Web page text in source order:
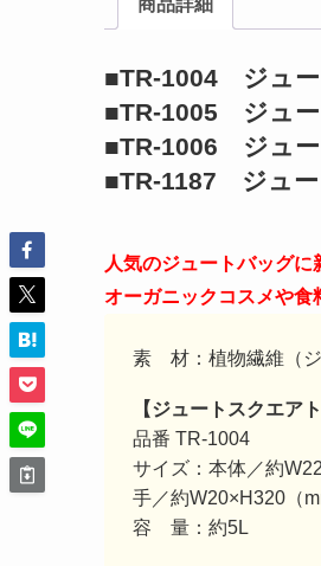
商品詳細
■TR-1004 ジュー
■TR-1005 ジュー
■TR-1006 ジュー
■TR-1187 ジュー
人気のジュートバッグ
オーガニックコスメや食
素 材：植物繊維（ジ
【ジュートスクエア
品番 TR-1004
サイズ：本体／約
手／約W20×H320（
容 量：約5L